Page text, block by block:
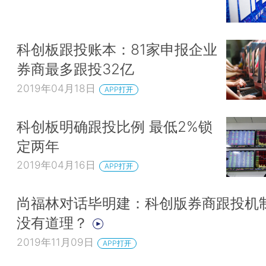
科创板跟投账本：81家申报企业
券商最多跟投32亿
2019年04月18日 APP打开
科创板明确跟投比例 最低2%锁
定两年
2019年04月16日 APP打开
尚福林对话毕明建：科创版券商跟投机
没有道理？
2019年11月09日 APP打开